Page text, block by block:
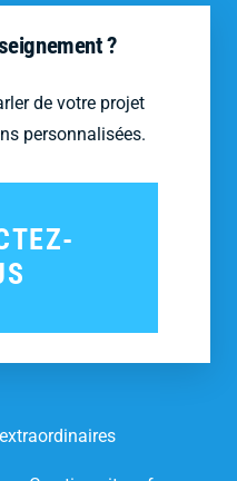
?
de votre projet
personnalisées.